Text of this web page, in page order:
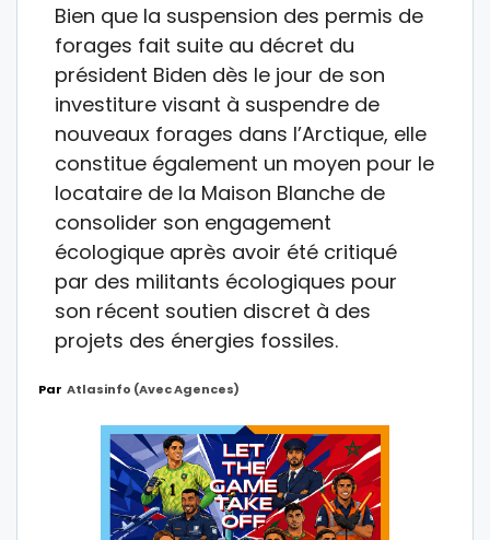
Bien que la suspension des permis de
forages fait suite au décret du
président Biden dès le jour de son
investiture visant à suspendre de
nouveaux forages dans l’Arctique, elle
constitue également un moyen pour le
locataire de la Maison Blanche de
consolider son engagement
écologique après avoir été critiqué
par des militants écologiques pour
son récent soutien discret à des
projets des énergies fossiles.
Par Atlasinfo (avec Agences)